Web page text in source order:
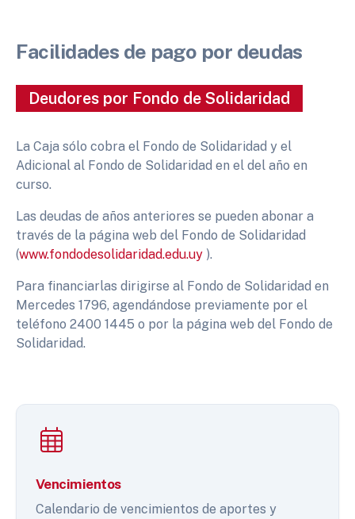
Facilidades de pago por deudas
Deudores por Fondo de Solidaridad
La Caja sólo cobra el Fondo de Solidaridad y el
Adicional al Fondo de Solidaridad en el del año en
curso.
Las deudas de años anteriores se pueden abonar a
través de la página web del Fondo de Solidaridad
(www.fondodesolidaridad.edu.uy ).
Para financiarlas dirigirse al Fondo de Solidaridad en
Mercedes 1796, agendándose previamente por el
teléfono 2400 1445 o por la página web del Fondo de
Solidaridad.
Vencimientos
Calendario de vencimientos de aportes y